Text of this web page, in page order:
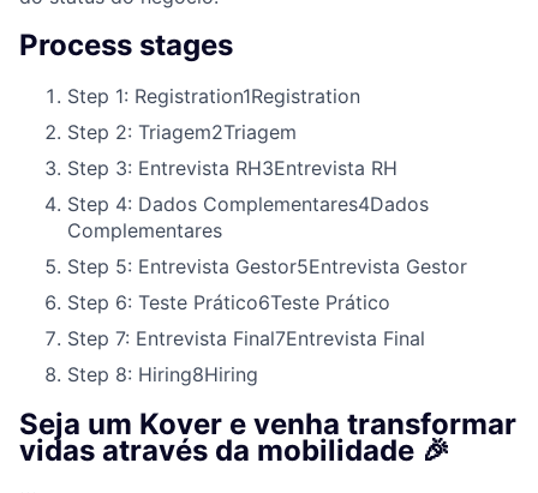
Process stages
Step 1: Registration1Registration
Step 2: Triagem2Triagem
Step 3: Entrevista RH3Entrevista RH
Step 4: Dados Complementares4Dados
Complementares
Step 5: Entrevista Gestor5Entrevista Gestor
Step 6: Teste Prático6Teste Prático
Step 7: Entrevista Final7Entrevista Final
Step 8: Hiring8Hiring
Seja um Kover e venha transformar
vidas através da mobilidade 🎉